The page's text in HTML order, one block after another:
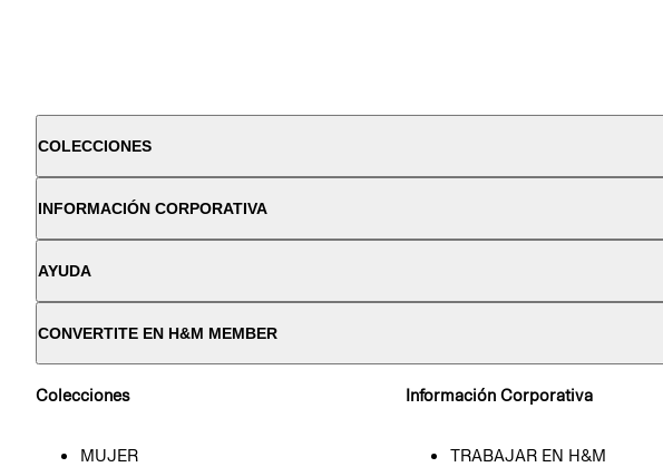
COLECCIONES
INFORMACIÓN CORPORATIVA
AYUDA
CONVERTITE EN H&M MEMBER
Colecciones
MUJER
Información Corporativa
TRABAJAR EN H&M